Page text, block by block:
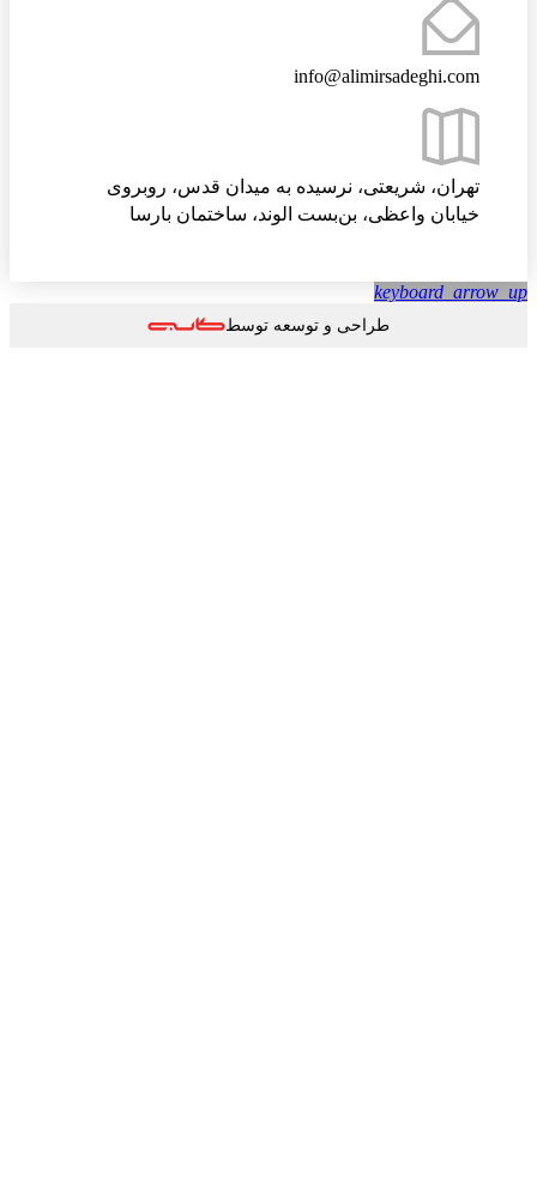
info@alimirsadeghi.com
تهران، شریعتی، نرسیده به میدان قدس، روبروی
خیابان واعظی، بن‌بست الوند، ساختمان بارسا
طراحی و توسعه توسط